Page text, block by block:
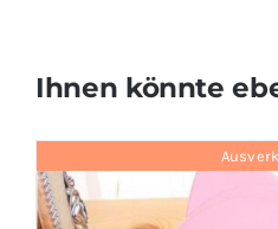
Ihnen könnte